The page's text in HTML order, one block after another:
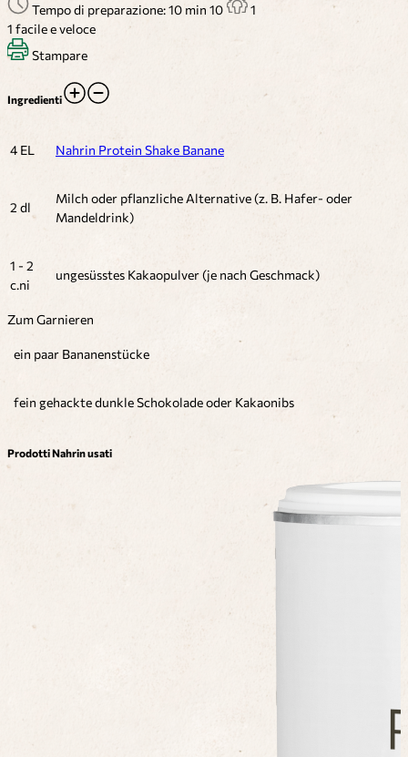
Tempo di preparazione: 10 min 10
1
1 facile e veloce
Stampare
Ingredienti
4 EL Nahrin Protein Shake Banane
2 dl
Milch oder pflanzliche Alternative (z. B. Hafer- oder
Mandeldrink)
1 - 2
c.ni
ungesüsstes Kakaopulver (je nach Geschmack)
Zum Garnieren
ein paar Bananenstücke
fein gehackte dunkle Schokolade oder Kakaonibs
Prodotti Nahrin usati